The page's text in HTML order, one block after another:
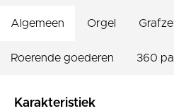
Contact
Algemeen Orgel
Roerende goederen 360
Karakteristiek